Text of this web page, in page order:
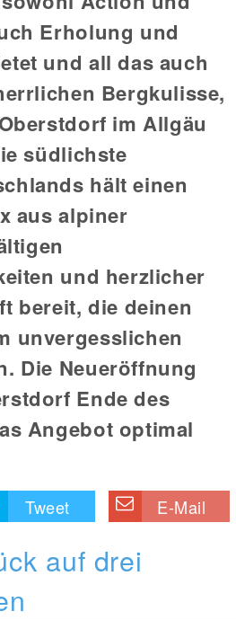
Erholung und
und all das auch
Bergkulisse,
im Allgäu
südlichste
hält einen
aus alpiner
und herzlicher
bereit, die deinen
unvergesslichen
Die Neueröffnung
Ende des
Angebot optimal
Tweet E-Mail
auf drei